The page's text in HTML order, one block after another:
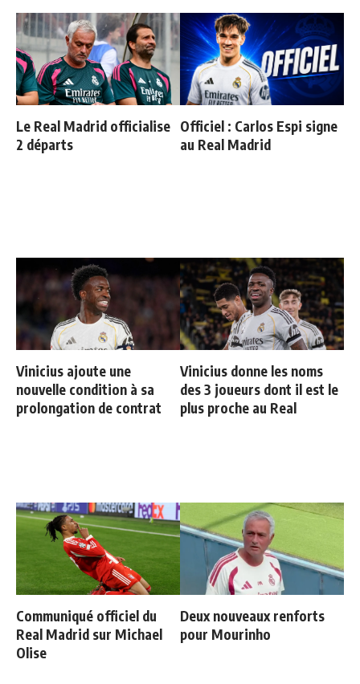
Le Real Madrid officialise
2 départs
Officiel : Carlos Espi signe
au Real Madrid
Vinicius ajoute une
nouvelle condition à sa
prolongation de contrat
Vinicius donne les noms
des 3 joueurs dont il est le
plus proche au Real
Communiqué officiel du
Real Madrid sur Michael
Olise
Deux nouveaux renforts
pour Mourinho